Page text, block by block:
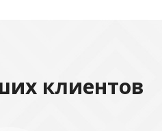
клиентов